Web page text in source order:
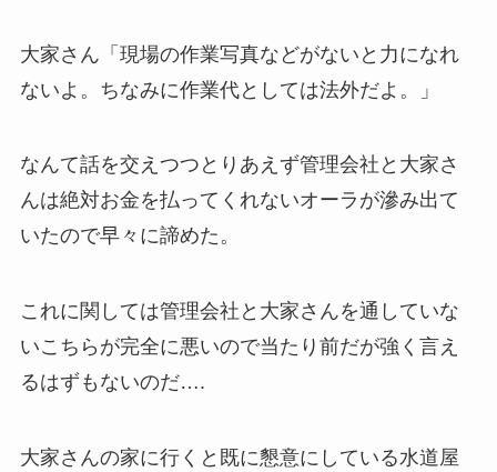
大家さん「現場の作業写真などがないと力になれ
ないよ。ちなみに作業代としては法外だよ。」
なんて話を交えつつとりあえず管理会社と大家さ
んは絶対お金を払ってくれないオーラが滲み出て
いたので早々に諦めた。
これに関しては管理会社と大家さんを通していな
いこちらが完全に悪いので当たり前だが強く言え
るはずもないのだ….
大家さんの家に行くと既に懇意にしている水道屋